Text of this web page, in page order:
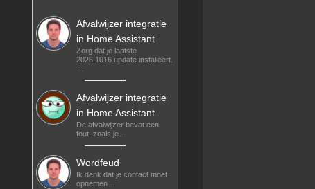
Afvalwijzer integratie
in Home Assistant
Zorg dat je laatste
2026.1016 update installeert.
Afvalwijzer integratie
in Home Assistant
De afvalwijzer bevat een
fout, zoals je…
Wordfeud
Ik denk dat je contact moet
opnemen…